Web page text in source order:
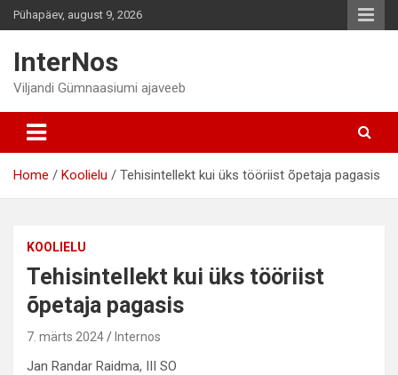
Skip
to
Pühapäev, august 9, 2026
InterNos
Viljandi Gümnaasiumi ajaveeb
Home Koolielu Tehisintellekt kui üks tööriist õpetaja pagasis
KOOLIELU
Tehisintellekt kui üks tööriist
õpetaja pagasis
7. märts 2024 Internos
Jan Randar Raidma, III SO